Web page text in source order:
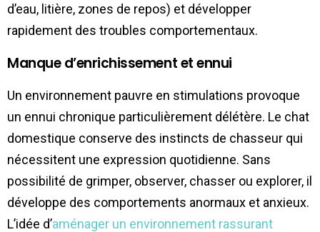
d’eau, litière, zones de repos) et développer
rapidement des troubles comportementaux.
Manque d’enrichissement et ennui
Un environnement pauvre en stimulations provoque
un ennui chronique particulièrement délétère. Le chat
domestique conserve des instincts de chasseur qui
nécessitent une expression quotidienne. Sans
possibilité de grimper, observer, chasser ou explorer, il
développe des comportements anormaux et anxieux.
L’idée d’aménager un environnement rassurant